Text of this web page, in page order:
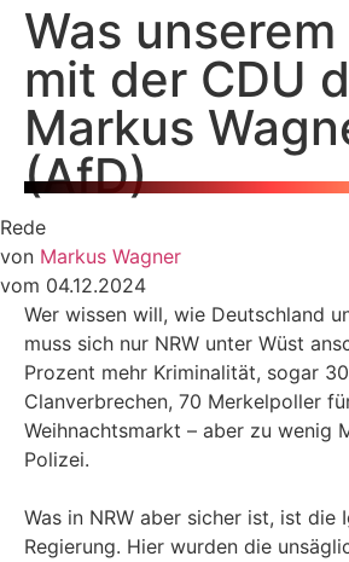
Was unserem
mit der CDU
Markus
(AfD)
Rede
von Markus Wagner
vom 04.12.2024
Wer wissen will, wie Deutschland
muss sich nur NRW unter Wüst
Prozent mehr Kriminalität, sogar
Clanverbrechen, 70 Merkelpoller
Weihnachtsmarkt – aber zu wenig
Polizei.
Was in NRW aber sicher ist, ist die
Regierung. Hier wurden die